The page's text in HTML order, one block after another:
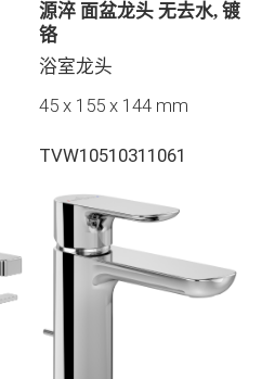
源淬 面盆龙头 无去水, 镀
铬
浴室龙头
45 x 155 x 144 mm
TVW10510311061